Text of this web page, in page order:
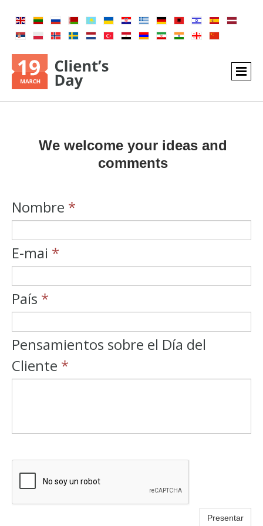
We welcome your ideas and
comments
Nombre *
E-mai *
País *
Pensamientos sobre el Día del
Cliente *
Presentar